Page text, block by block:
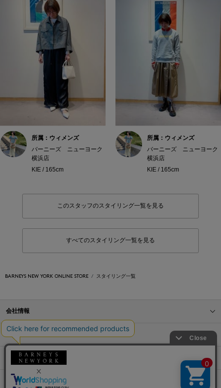
所属：ウィメンズ
バーニーズ ニューヨーク
横浜店
KIE / 165cm
所属：ウィメンズ
バーニーズ ニューヨーク
横浜店
KIE / 165cm
このスタッフのスタイリング一覧を見る
すべてのスタイリング一覧を見る
BARNEYS NEW YORK ONLINE STORE スタイリング一覧
会社情報
オンラインストアショッピングガイド
店舗情報
サービス